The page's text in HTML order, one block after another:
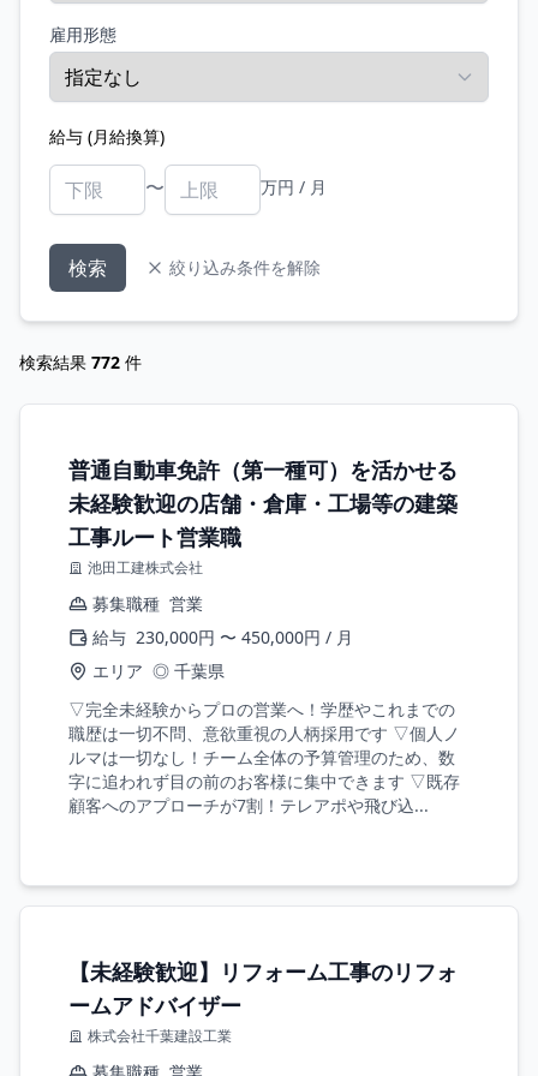
雇用形態
給与 (月給換算)
〜 万円 / 月
検索 絞り込み条件を解除
検索結果 772 件
普通自動車免許（第一種可）を活かせる
未経験歓迎の店舗・倉庫・工場等の建築
工事ルート営業職
池田工建株式会社
募集職種 営業
給与 230,000円 〜 450,000円 / 月
エリア ◎ 千葉県
▽完全未経験からプロの営業へ！学歴やこれまでの
職歴は一切不問、意欲重視の人柄採用です ▽個人ノ
ルマは一切なし！チーム全体の予算管理のため、数
字に追われず目の前のお客様に集中できます ▽既存
顧客へのアプローチが7割！テレアポや飛び込...
【未経験歓迎】リフォーム工事のリフォ
ームアドバイザー
株式会社千葉建設工業